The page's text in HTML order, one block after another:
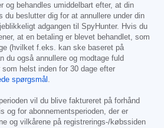
og behandles umiddelbart efter, at din
du beslutter dig for at annullere under din
adgangen til SpyHunter. Hvis du
at en betaling er blevet behandlet, som
(hvilket f.eks. kan ske baseret på
du også annullere og modtage fuld
helst inden for 30 dage efter
spørgsmål .
vil du blive faktureret på forhånd
og for abonnementsperioden, der er
og vilkårene på registrerings-/købssiden